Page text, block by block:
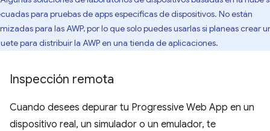
para pruebas de apps específicas de dispositivos. No están
para las AWP, por lo que solo puedes usarlas si planeas crear
para distribuir la AWP en una tienda de aplicaciones.
Inspección remota
Cuando desees depurar tu Progressive Web App en un
dispositivo real, un simulador o un emulador, te